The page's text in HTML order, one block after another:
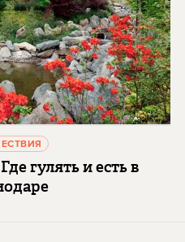
гулять и есть в